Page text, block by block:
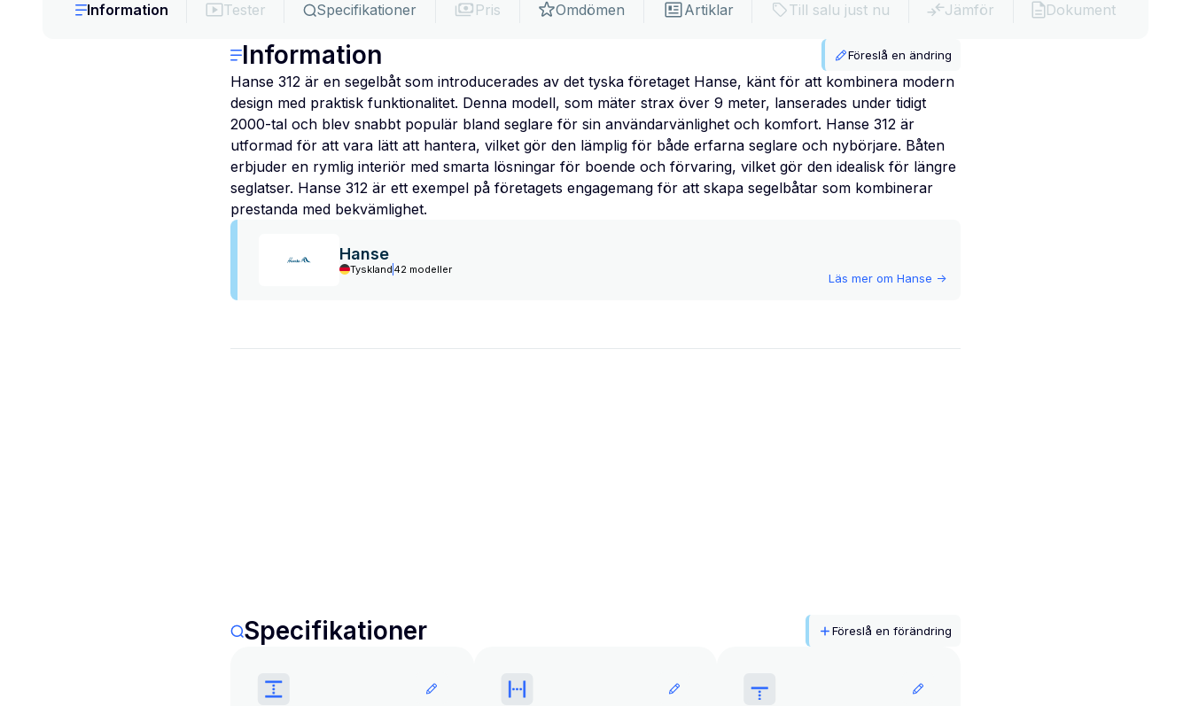
Information Tester Specifikationer Pris Omdömen Artiklar Till salu just nu Jämför Dokument
Information Föreslå en ändring
Hanse 312 är en segelbåt som introducerades av det tyska företaget Hanse, känt för att kombinera modern
design med praktisk funktionalitet. Denna modell, som mäter strax över 9 meter, lanserades under tidigt
2000-tal och blev snabbt populär bland seglare för sin användarvänlighet och komfort. Hanse 312 är
utformad för att vara lätt att hantera, vilket gör den lämplig för både erfarna seglare och nybörjare. Båten
erbjuder en rymlig interiör med smarta lösningar för boende och förvaring, vilket gör den idealisk för längre
seglatser. Hanse 312 är ett exempel på företagets engagemang för att skapa segelbåtar som kombinerar
prestanda med bekvämlighet.
Hanse
Tyskland 42 modeller
Läs mer om Hanse ->
Specifikationer Föreslå en förändring